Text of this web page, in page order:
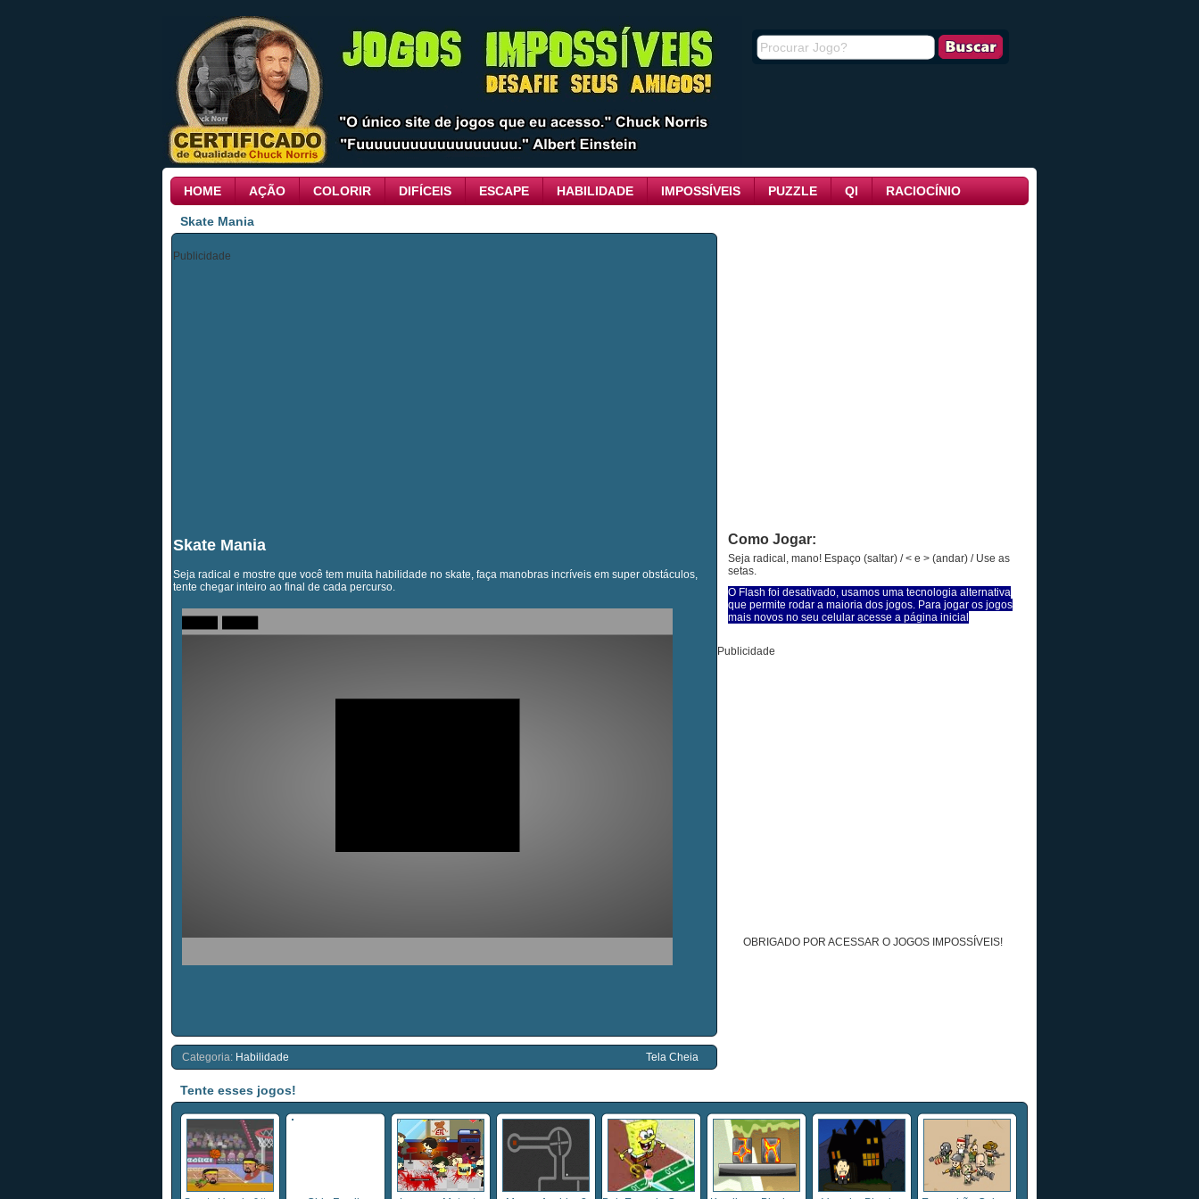
HOME AÇÃO COLORIR DIFÍCEIS ESCAPE HABILIDADE IMPOSSÍVEIS PUZZLE QI RACIOCÍNIO
Skate Mania
Publicidade
Skate Mania
Seja radical e mostre que você tem muita habilidade no skate, faça manobras incríveis em super obstáculos,
tente chegar inteiro ao final de cada percurso.
Categoria: Habilidade Tela Cheia
Como Jogar:
Seja radical, mano! Espaço (saltar) / < e > (andar) / Use as
setas.
O Flash foi desativado, usamos uma tecnologia alternativa
que permite rodar a maioria dos jogos. Para jogar os jogos
mais novos no seu celular acesse a página inicial
Publicidade
OBRIGADO POR ACESSAR O JOGOS IMPOSSÍVEIS!
Tente esses jogos!